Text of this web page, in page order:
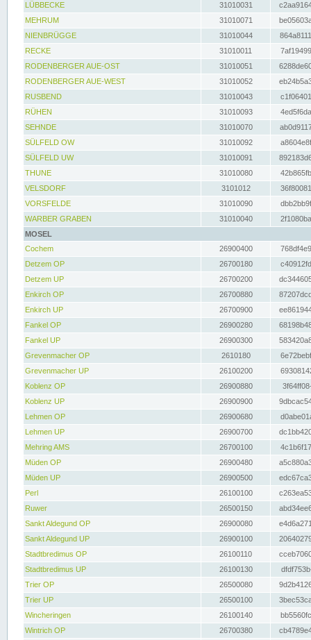
LÜBBECKE
31010031
MEHRUM
31010071
NIENBRÜGGE
31010044
RECKE
31010011
RODENBERGER AUE-OST
31010051
RODENBERGER AUE-WEST
31010052
RUSBEND
31010043
RÜHEN
31010093
SEHNDE
31010070
SÜLFELD OW
31010092
SÜLFELD UW
31010091
THUNE
31010080
VELSDORF
3101012
VORSFELDE
31010090
WARBER GRABEN
31010040
MOSEL
Cochem
26900400
Detzem OP
26700180
Detzem UP
26700200
Enkirch OP
26700880
Enkirch UP
26700900
Fankel OP
26900280
Fankel UP
26900300
Grevenmacher OP
2610180
Grevenmacher UP
26100200
Koblenz OP
26900880
Koblenz UP
26900900
Lehmen OP
26900680
Lehmen UP
26900700
Mehring AMS
26700100
Müden OP
26900480
Müden UP
26900500
Perl
26100100
Ruwer
26500150
Sankt Aldegund OP
26900080
Sankt Aldegund UP
26900100
Stadtbredimus OP
26100110
Stadtbredimus UP
26100130
Trier OP
26500080
Trier UP
26500100
Wincheringen
26100140
Wintrich OP
26700380